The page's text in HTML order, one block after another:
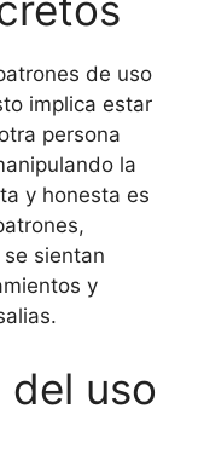
de uso
implica estar
persona
la
y honesta es
sientan
y
del uso